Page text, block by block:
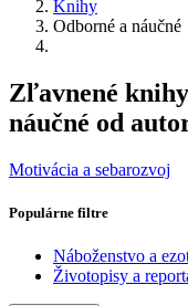
Knihy
Odborné a náučné
Zľavnené
náučné od
Motivácia a sebarozvoj
Populárne filtre
Náboženstvo a
Životopisy a